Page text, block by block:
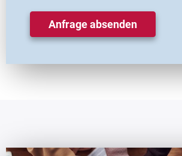
Anfrage absenden